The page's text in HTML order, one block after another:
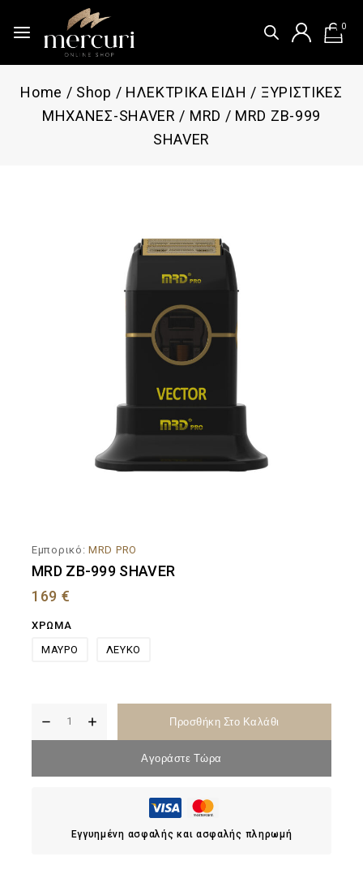
0
Home / Shop / ΗΛΕΚΤΡΙΚΑ ΕΙΔΗ / ΞΥΡΙΣΤΙΚΕΣ
ΜΗΧΑΝΕΣ-SHAVER / MRD / MRD ZB-999
SHAVER
Εμπορικό: MRD PRO
MRD ZB-999 SHAVER
169 €
ΧΡΩΜΑ
ΜΑΥΡΟ
ΛΕΥΚΟ
Προσθήκη Στο Καλάθι
Αγοράστε Τώρα
Εγγυημένη ασφαλής και ασφαλής πληρωμή